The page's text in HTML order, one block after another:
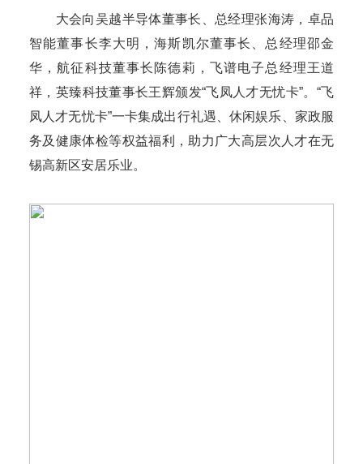
大会向吴越半导体董事长、总经理张海涛，卓品
智能董事长李大明，海斯凯尔董事长、总经理邵金
华，航征科技董事长陈德莉，飞谱电子总经理王道
祥，英臻科技董事长王辉颁发“飞凤人才无忧卡”。“飞
凤人才无忧卡”一卡集成出行礼遇、休闲娱乐、家政服
务及健康体检等权益福利，助力广大高层次人才在无
锡高新区安居乐业。